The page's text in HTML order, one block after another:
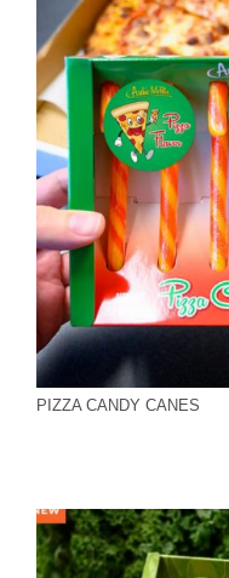
PIZZA CANDY CANES